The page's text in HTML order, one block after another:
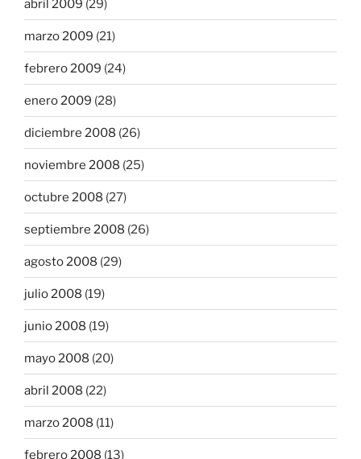
abril 2009 (29)
marzo 2009 (21)
febrero 2009 (24)
enero 2009 (28)
diciembre 2008 (26)
noviembre 2008 (25)
octubre 2008 (27)
septiembre 2008 (26)
agosto 2008 (29)
julio 2008 (19)
junio 2008 (19)
mayo 2008 (20)
abril 2008 (22)
marzo 2008 (11)
febrero 2008 (13)